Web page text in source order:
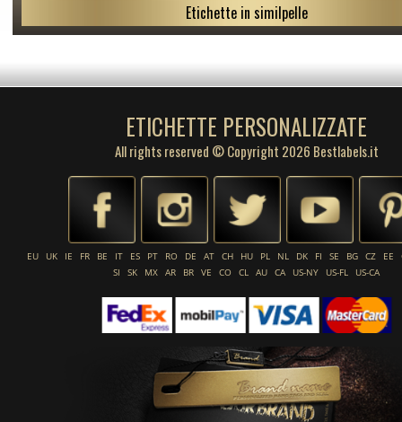
Etichette in similpelle
ETICHETTE PERSONALIZZATE
All rights reserved © Copyright 2026 Bestlabels.it
EU UK IE FR BE IT ES PT RO DE AT CH HU PL NL DK FI SE BG CZ EE
SI
SK MX AR BR VE CO CL AU CA US-NY US-FL US-CA